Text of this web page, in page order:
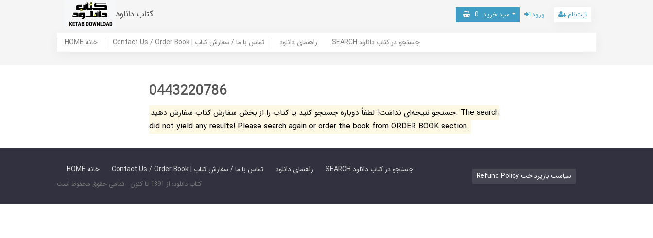
کتاب دانلود سبد خرید 0 ورود ثبت‌نام
HOME خانه Contact Us / Order Book | تماس با ما / سفارش کتاب راهنمای دانلود SEARCH جستجو در کتاب دانلود
0443220786
جستجو نتیجه‌ای نداشت! لطفاً دوباره جستجو کنید یا کتاب را از بخش سفارش کتاب سفارش دهید. The search
did not yield any results! Please search again or order the book from ORDER BOOK section.
HOME خانه Contact Us / Order Book | تماس با ما / سفارش کتاب راهنمای دانلود SEARCH جستجو در کتاب دانلود
کتاب دانلود: از 1391 تا کنون - تمامی حقوق محفوظ است
Refund Policy سیاست بازپرداخت